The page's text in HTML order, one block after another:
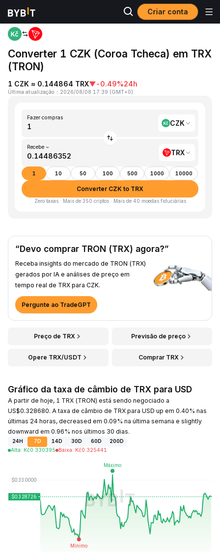
Criar conta
Página inicial
Converter 1 CZK (Coroa Tcheca) em TRX
(TRON)
1 CZK ≈ 0.144864 TRX▼-0.49%24h
Última atualização ： 2026/08/08 17:39 (GMT+0)
Fazer compras
CZK
Recebe ~
TRX
1 10 50 100 500 1000 10000
Converter CZK to TRX
Zero taxas · Mais de 350 criptos · Mais de 40 moedas fiduciárias
“Devo comprar TRON (TRX) agora?”
Receba insights do mercado de TRON (TRX)
gerados por IA e análises de preço em
tempo real de TRX para CZK.
Pergunte ao TradeGPT
Preço de TRX Previsão de preço
Opere TRX/USDT Comprar TRX
Gráfico da taxa de câmbio de TRX para USD
A partir de hoje, 1 TRX (TRON) está sendo negociado a
US$0.328680. A taxa de câmbio de TRX para USD up em 0.40% nas
últimas 24 horas, decreased em 0.09% na última semana e slightly
downward em 0.96% nos últimos 30 dias.
24H 7D 14D 30D 60D
200D
Alta: Kč0.330395 Baixa: Kč0.325441
Última atualização: 2026-08-08, 17:39 GMT+0